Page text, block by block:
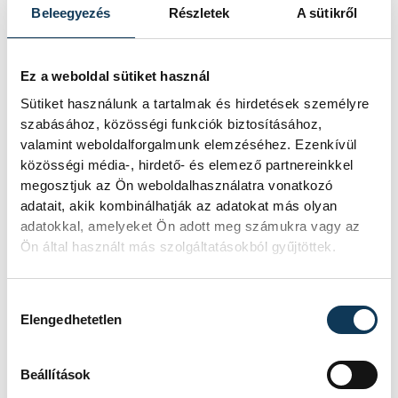
Beleegyezés Részletek A sütikről
Ez a weboldal sütiket használ
Sütiket használunk a tartalmak és hirdetések személyre
szabásához, közösségi funkciók biztosításához,
valamint weboldalforgalmunk elemzéséhez. Ezenkívül
közösségi média-, hirdető- és elemező partnereinkkel
megosztjuk az Ön weboldalhasználatra vonatkozó
adatait, akik kombinálhatják az adatokat más olyan
adatokkal, amelyeket Ön adott meg számukra vagy az
Ön által használt más szolgáltatásokból gyűjtöttek.
Elengedhetetlen
Beállítások
TOVÁBBI CIKKEK
KÖZÉLET
Késéltánc a Dunán: Mi
történik, ha leáll Paks?
vezérigazgatója ATV-n Rónai Egonnak
Atomerőmű előtt álló példátlan
technológiai kihívásokat. A